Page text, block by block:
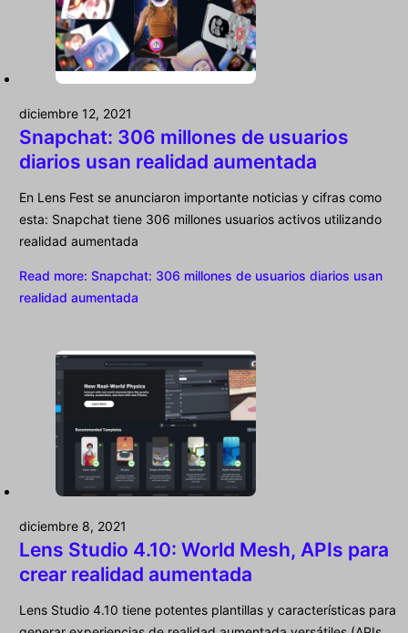
diciembre 12, 2021
Snapchat: 306 millones de usuarios
diarios usan realidad aumentada
En Lens Fest se anunciaron importante noticias y cifras como
esta: Snapchat tiene 306 millones usuarios activos utilizando
realidad aumentada
Read more: Snapchat: 306 millones de usuarios diarios usan
realidad aumentada
diciembre 8, 2021
Lens Studio 4.10: World Mesh, APIs para
crear realidad aumentada
Lens Studio 4.10 tiene potentes plantillas y características para